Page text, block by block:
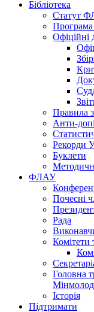
Бібліотека
Статут
Програма
Офіційні
Правила
Анти-
Рекорди
Буклети
ФЛАУ
Почесні
Рада
Комітети
Головна
Історія
Підтримати